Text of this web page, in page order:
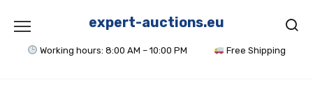
content
expert-auctions.eu
Working hours: 8:00 AM – 10:00 PM Free Shipping